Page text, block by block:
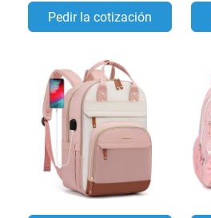
Pedir la cotización